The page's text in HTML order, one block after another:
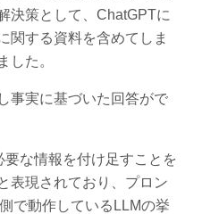
決策として、ChatGPTに
関する資料を含めてしま
した。
事実に基づいた回答がで
な情報を付け足すことを
表現されており、プロン
で動作しているLLMの挙